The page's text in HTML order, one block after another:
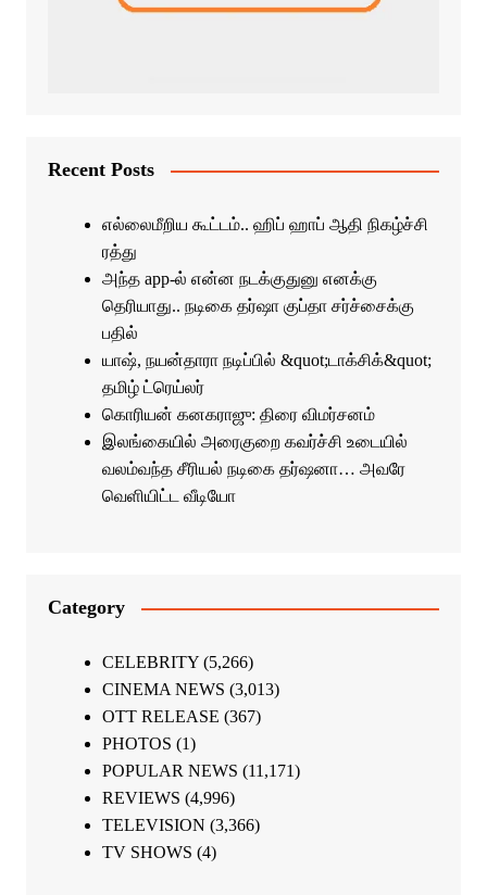
Recent Posts
எல்லைமீறிய கூட்டம்.. ஹிப் ஹாப் ஆதி நிகழ்ச்சி
ரத்து
அந்த app-ல் என்ன நடக்குதுனு எனக்கு
தெரியாது.. நடிகை தர்ஷா குப்தா சர்ச்சைக்கு
பதில்
யாஷ், நயன்தாரா நடிப்பில் &quot;டாக்சிக்&quot;
தமிழ் ட்ரெய்லர்
கொரியன் கனகராஜு: திரை விமர்சனம்
இலங்கையில் அரைகுறை கவர்ச்சி உடையில்
வலம்வந்த சீரியல் நடிகை தர்ஷனா… அவரே
வெளியிட்ட வீடியோ
Category
CELEBRITY(5,266)
CINEMA NEWS (3,013)
OTT RELEASE (367)
PHOTOS (1)
POPULAR NEWS (11,171)
REVIEWS (4,996)
TELEVISION (3,366)
TV SHOWS (4)